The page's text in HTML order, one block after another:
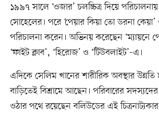
১৯৯৭ সালে ‘ওজার’ চলচ্চিত্র দিয়ে
সোহেলের। পরে ‘পেয়ার কিয়া তো ডরনা কেয়া’
পরিচালনা করেন। অভিনয় করেছেন ‘ম্যায়নে
‘ফাইট ক্লাব’, ‘হিরোজ’ ও ‘টিউবলাইট’–এ।
এদিকে সেলিম খানের শারীরিক অবস্থার
বাড়িতেই বিশ্রামে আছেন। পরিবারের
ওঠার পথে রয়েছেন বলিউডের এই